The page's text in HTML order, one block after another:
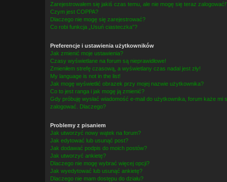
Zarejestrowałem się jakiś czas temu, ale nie mogę się teraz
Czym jest COPPA?
Dlaczego nie mogę się zarejestrować?
Co robi funkcja „Usuń ciasteczka”?
Preferencje i ustawienia użytkowników
Jak zmienić moje ustawienia?
Czasy wyświetlane na forum są nieprawidłowe!
Zmieniłem strefę czasową, a wyświetlany czas nadal jest zły!
My language is not in the list!
Jak mogę wyświetlić obrazek przy mojej nazwie użytkownika?
Co to jest ranga i jak mogę ją zmienić?
Gdy próbuję wysłać wiadomość e-mail do użytkownika, forum każe mi
zalogować. Dlaczego?
Problemy z pisaniem
Jak utworzyć nowy wątek na forum?
Jak edytować lub usunąć post?
Jak dodawać podpis do moich postów?
Jak utworzyć ankietę?
Dlaczego nie mogę wybrać więcej opcji?
Jak wyedytować lub usunąć ankietę?
Dlaczego nie mam dostępu do działu?